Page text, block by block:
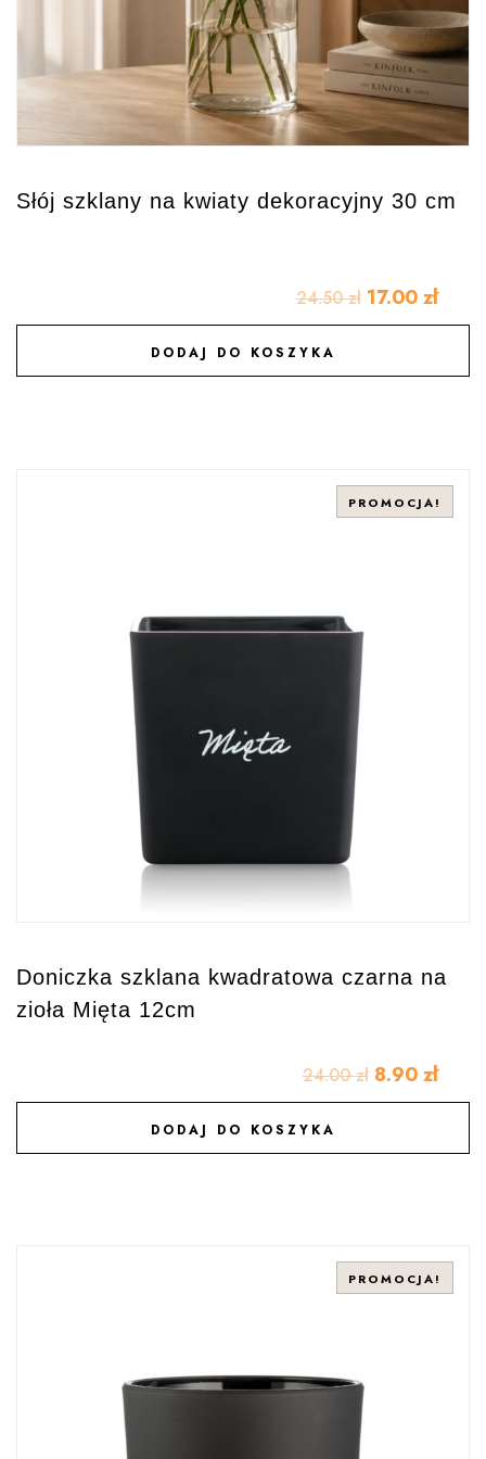
Słój szklany na kwiaty dekoracyjny 30 cm
24.50zł 17.00 zł
DODAJ DO KOSZYKA
DODAJ DO ULUBIONYCH
PROMOCJA!
Doniczka szklana kwadratowa czarna na
zioła Mięta 12cm
24.00zł 8.90 zł
DODAJ DO KOSZYKA
DODAJ DO ULUBIONYCH
PROMOCJA!